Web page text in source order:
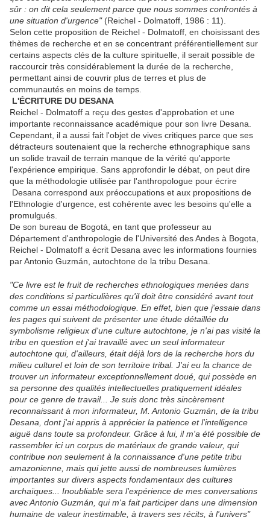
sûr : on dit cela seulement parce que nous sommes confrontés à
une situation d'urgence"(Reichel - Dolmatoff, 1986 : 11).
Selon cette proposition de Reichel - Dolmatoff, en choisissant des
thèmes de recherche et en se concentrant préférentiellement sur
certains aspects clés de la culture spirituelle, il serait possible de
raccourcir très considérablement la durée de la recherche,
permettant ainsi de couvrir plus de terres et plus de
communautés en moins de temps.
L'ÉCRITURE DU DESANA
Reichel - Dolmatoff a reçu des gestes d'approbation et une
importante reconnaissance académique pour son livre Desana.
Cependant, il a aussi fait l'objet de vives critiques parce que ses
détracteurs soutenaient que la recherche ethnographique sans
un solide travail de terrain manque de la vérité qu'apporte
l'expérience empirique. Sans approfondir le débat, on peut dire
que la méthodologie utilisée par l'anthropologue pour écrire
Desana correspond aux préoccupations et aux propositions de
l'Ethnologie d'urgence, est cohérente avec les besoins qu'elle a
promulgués.
De son bureau de Bogotá, en tant que professeur au
Département d'anthropologie de l'Université des Andes à Bogota,
Reichel - Dolmatoff a écrit Desana avec les informations fournies
par Antonio Guzmán, autochtone de la tribu Desana.
"Ce livre est le fruit de recherches ethnologiques menées dans
des conditions si particulières qu'il doit être considéré avant tout
comme un essai méthodologique. En effet, bien que j'essaie dans
les pages qui suivent de présenter une étude détaillée du
symbolisme religieux d'une culture autochtone, je n'ai pas visité la
tribu en question et j'ai travaillé avec un seul informateur
autochtone qui, d'ailleurs, était déjà lors de la recherche hors du
milieu culturel et loin de son territoire tribal. J'ai eu la chance de
trouver un informateur exceptionnellement doué, qui possède en
sa personne des qualités intellectuelles pratiquement idéales
pour ce genre de travail... Je suis donc très sincèrement
reconnaissant à mon informateur, M. Antonio Guzmán, de la tribu
Desana, dont j'ai appris à apprécier la patience et l'intelligence
aiguë dans toute sa profondeur. Grâce à lui, il m'a été possible de
rassembler ici un corpus de matériaux de grande valeur, qui
contribue non seulement à la connaissance d'une petite tribu
amazonienne, mais qui jette aussi de nombreuses lumières
importantes sur divers aspects fondamentaux des cultures
archaïques... Inoubliable sera l'expérience de mes conversations
avec Antonio Guzmán, qui m'a fait participer dans une dimension
humaine de valeur inestimable, à travers ses récits, à l'univers"